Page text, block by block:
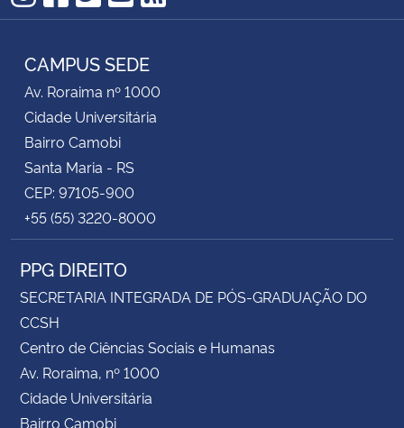
Instagram
Facebook
Twitter
YouTube
RSS
CAMPUS SEDE
Av. Roraima nº 1000
Cidade Universitária
Bairro Camobi
Santa Maria - RS
CEP: 97105-900
+55 (55) 3220-8000
PPG DIREITO
SECRETARIA INTEGRADA DE PÓS-GRADUAÇÃO DO
CCSH
Centro de Ciências Sociais e Humanas
Av. Roraima, nº 1000
Cidade Universitária
Bairro Camobi